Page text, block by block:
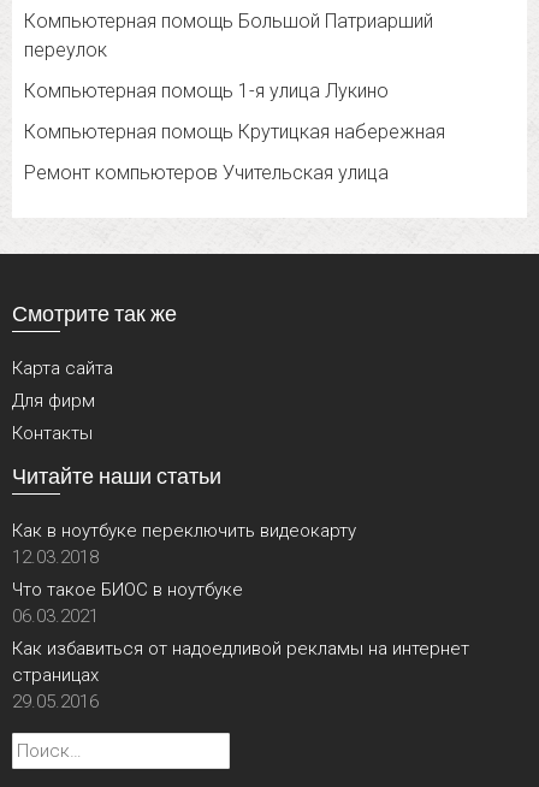
Компьютерная помощь Большой Патриарший
переулок
Компьютерная помощь 1-я улица Лукино
Компьютерная помощь Крутицкая набережная
Ремонт компьютеров Учительская улица
Смотрите так же
Карта сайта
Для фирм
Контакты
Читайте наши статьи
Как в ноутбуке переключить видеокарту
12.03.2018
Что такое БИОС в ноутбуке
06.03.2021
Как избавиться от надоедливой рекламы на интернет
страницах
29.05.2016
Найти: